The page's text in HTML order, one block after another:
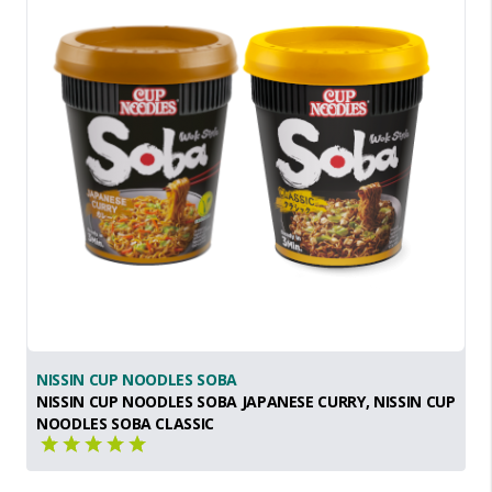
NISSIN CUP NOODLES SOBA
NISSIN CUP NOODLES SOBA JAPANESE CURRY, NISSIN CUP
NOODLES SOBA CLASSIC